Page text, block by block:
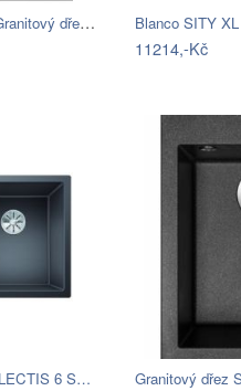
BLANCO GmbH + Co KG Granitový dřez… Blanco SITY
11214,-Kč
6 S…